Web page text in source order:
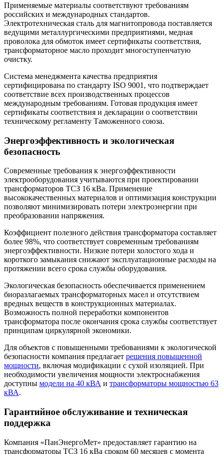
Применяемые материалы соответствуют требованиям
российских и международных стандартов.
Электротехническая сталь для магнитопровода поставляется
ведущими металлургическими предприятиями, медная
проволока для обмоток имеет сертификаты соответствия,
трансформаторное масло проходит многоступенчатую
очистку.
Система менеджмента качества предприятия
сертифицирована по стандарту ISO 9001, что подтверждает
соответствие всех производственных процессов
международным требованиям. Готовая продукция имеет
сертификаты соответствия и декларации о соответствии
техническому регламенту Таможенного союза.
Энергоэффективность и экологическая
безопасность
Современные требования к энергоэффективности
электрооборудования учитываются при проектировании
трансформаторов ТСЗ 16 кВа. Применение
высококачественных материалов и оптимизация конструкции
позволяют минимизировать потери электроэнергии при
преобразовании напряжения.
Коэффициент полезного действия трансформатора составляет
более 98%, что соответствует современным требованиям
энергоэффективности. Низкие потери холостого хода и
короткого замыкания снижают эксплуатационные расходы на
протяжении всего срока службы оборудования.
Экологическая безопасность обеспечивается применением
биоразлагаемых трансформаторных масел и отсутствием
вредных веществ в конструкционных материалах.
Возможность полной переработки компонентов
трансформатора после окончания срока службы соответствует
принципам циркулярной экономики.
Для объектов с повышенными требованиями к экологической
безопасности компания предлагает решения повышенной
мощности, включая модификации с сухой изоляцией. При
необходимости увеличения мощности электроснабжения
доступны модели на 40 кВА и трансформаторы мощностью 63
кВА.
Гарантийное обслуживание и техническая
поддержка
Компания «ПанЭнергоМет» предоставляет гарантию на
трансформаторы ТСЗ 16 кВа сроком 60 месяцев с момента